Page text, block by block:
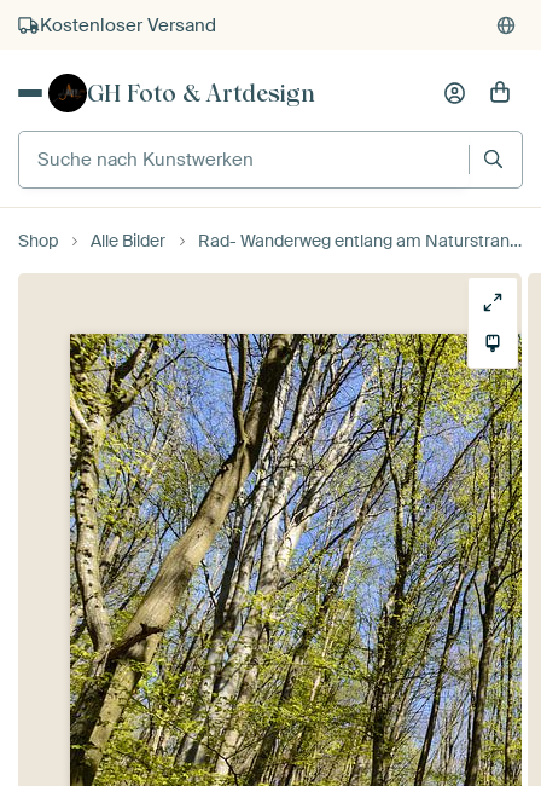
Kostenloser Versand
Kauf auf Rechnung
GH Foto & Artdesign
Suche nach Kunstwerken
Shop Alle Bilder Rad- Wanderweg entlang am Naturstrand in der Goor